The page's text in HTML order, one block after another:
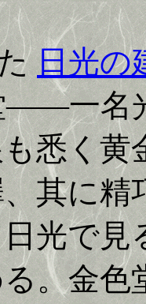
日光の
——一名
悉く
其に
光で
。金色